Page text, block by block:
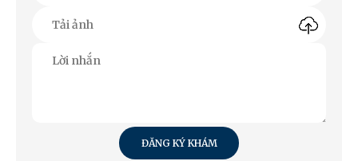
ĐĂNG KÝ KHÁM